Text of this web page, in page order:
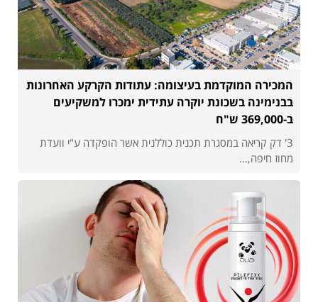
המכירה המוקדמת בעיצומה: עתודות הקרקע האחרונות
בבנימינה בשכונת יוקרה עתידית ימכרו למשקיעים
ב-369,000 ש"ח
3' דק קריאה במסגרת תכנית כוללנית אשר הופקדה ע"י וועדת
מחוז חיפה,...